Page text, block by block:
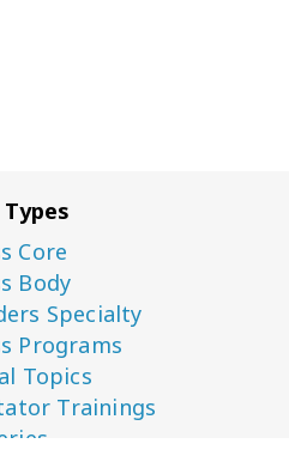
Core
Body
Specialty
Programs
Topics
Trainings